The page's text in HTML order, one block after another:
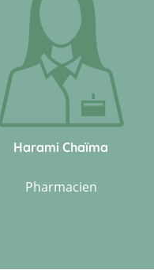
Harami Chaïma
Pharmacien
Pharmacien